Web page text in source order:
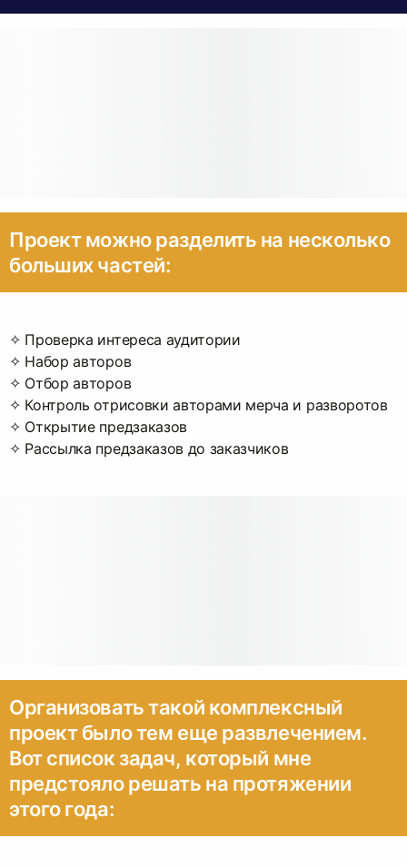
Проект можно разделить на несколько
больших частей:
✧ Проверка интереса аудитории
✧ Набор авторов
✧ Отбор авторов
✧ Контроль отрисовки авторами мерча и разворотов
✧ Открытие предзаказов
✧ Рассылка предзаказов до заказчиков
Организовать такой комплексный
проект было тем еще развлечением.
Вот список задач, который мне
предстояло решать на протяжении
этого года: